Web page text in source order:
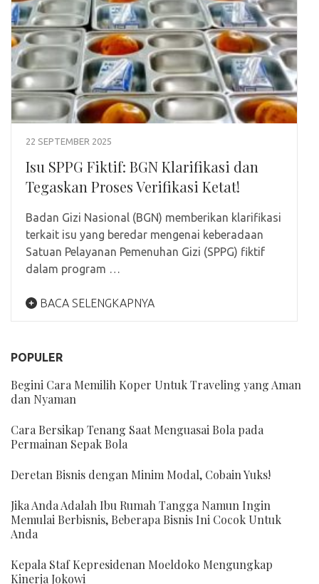
22 SEPTEMBER 2025
Isu SPPG Fiktif: BGN Klarifikasi dan
Tegaskan Proses Verifikasi Ketat!
Badan Gizi Nasional (BGN) memberikan klarifikasi
terkait isu yang beredar mengenai keberadaan
Satuan Pelayanan Pemenuhan Gizi (SPPG) fiktif
dalam program …
BACA SELENGKAPNYA
POPULER
Begini Cara Memilih Koper Untuk Traveling yang Aman
dan Nyaman
Cara Bersikap Tenang Saat Menguasai Bola pada
Permainan Sepak Bola
Deretan Bisnis dengan Minim Modal, Cobain Yuks!
Jika Anda Adalah Ibu Rumah Tangga Namun Ingin
Memulai Berbisnis, Beberapa Bisnis Ini Cocok Untuk
Anda
Kepala Staf Kepresidenan Moeldoko Mengungkap
Kinerja Jokowi